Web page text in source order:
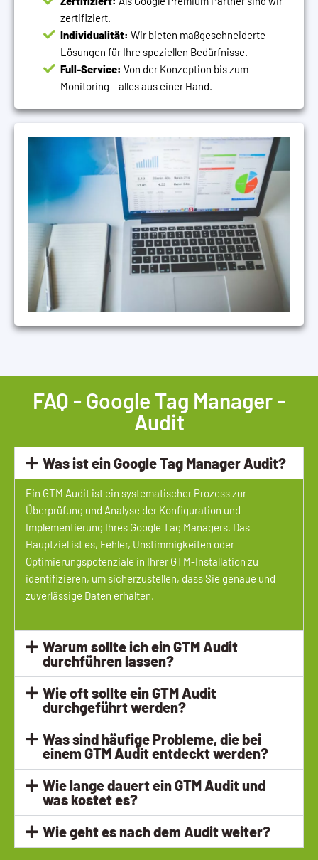
zertifiziert.
Individualität: Wir bieten maßgeschneiderte
Lösungen für Ihre speziellen Bedürfnisse.
Full-Service: Von der Konzeption bis zum
Monitoring – alles aus einer Hand.
FAQ - Google Tag Manager -
Audit
Was ist ein Google Tag Manager Audit?
Ein GTM Audit ist ein systematischer Prozess zur
Überprüfung und Analyse der Konfiguration und
Implementierung Ihres Google Tag Managers. Das
Hauptziel ist es, Fehler, Unstimmigkeiten oder
Optimierungspotenziale in Ihrer GTM-Installation zu
identifizieren, um sicherzustellen, dass Sie genaue und
zuverlässige Daten erhalten.
Warum sollte ich ein GTM Audit
durchführen lassen?
Wie oft sollte ein GTM Audit
durchgeführt werden?
Was sind häufige Probleme, die bei
einem GTM Audit entdeckt werden?
Wie lange dauert ein GTM Audit und
was kostet es?
Wie geht es nach dem Audit weiter?